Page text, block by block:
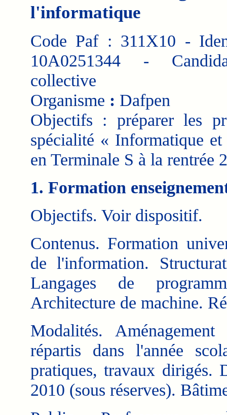
l'informatique
Code Paf : 311X10 -
10A0251344 -
collective
Organisme : Dafpen
Objectifs : préparer les
spécialité « Informatique
en Terminale S à la rentrée
1. Formation
Objectifs. Voir dispositif.
Contenus. Formation
de l'information.
Langages de
Architecture de machine.
Modalités.
répartis dans l'année
pratiques, travaux dirigés.
2010 (sous réserves).